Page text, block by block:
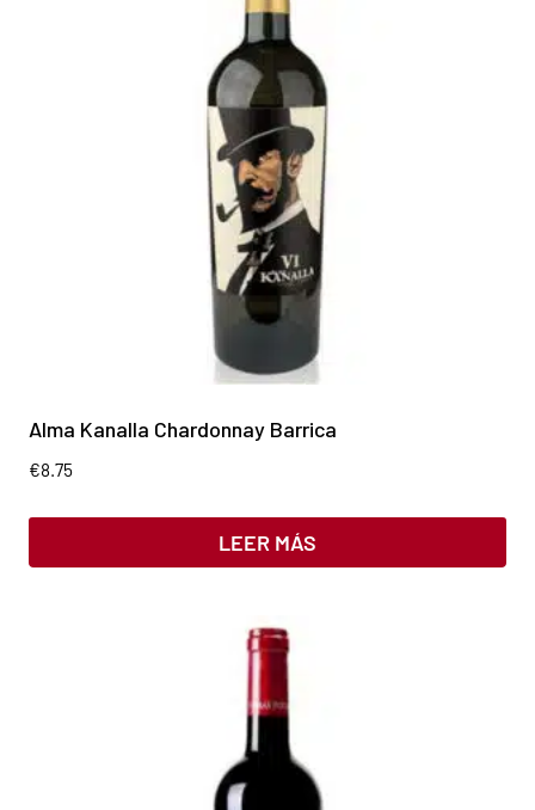
Alma Kanalla Chardonnay Barrica
€8.75
LEER MÁS